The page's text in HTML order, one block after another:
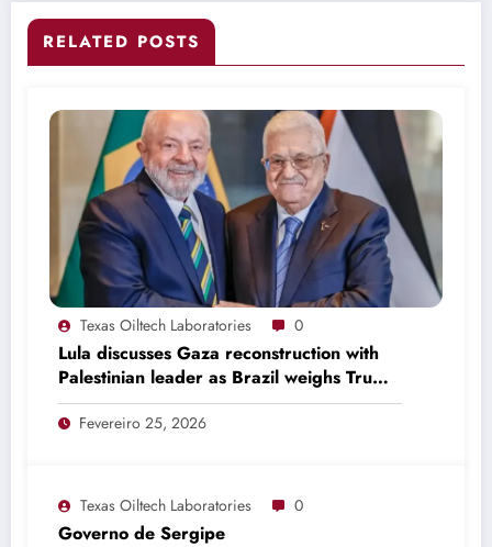
RELATED POSTS
Texas Oiltech Laboratories 0
Lula discusses Gaza reconstruction with
Palestinian leader as Brazil weighs Trump
invitation
Fevereiro 25, 2026
Texas Oiltech Laboratories 0
Governo de Sergipe